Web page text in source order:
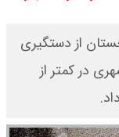
از دستگیری
در کمتر از